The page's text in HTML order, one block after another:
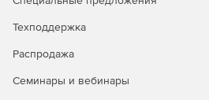
Техподдержка
Распродажа
Семинары и вебинары